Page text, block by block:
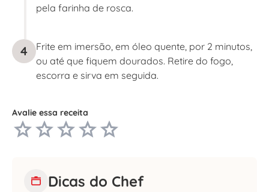
pela farinha de rosca.
4
Frite em imersão, em óleo quente, por 2 minutos,
ou até que fiquem dourados. Retire do fogo,
escorra e sirva em seguida.
Avalie essa receita
Dicas do Chef